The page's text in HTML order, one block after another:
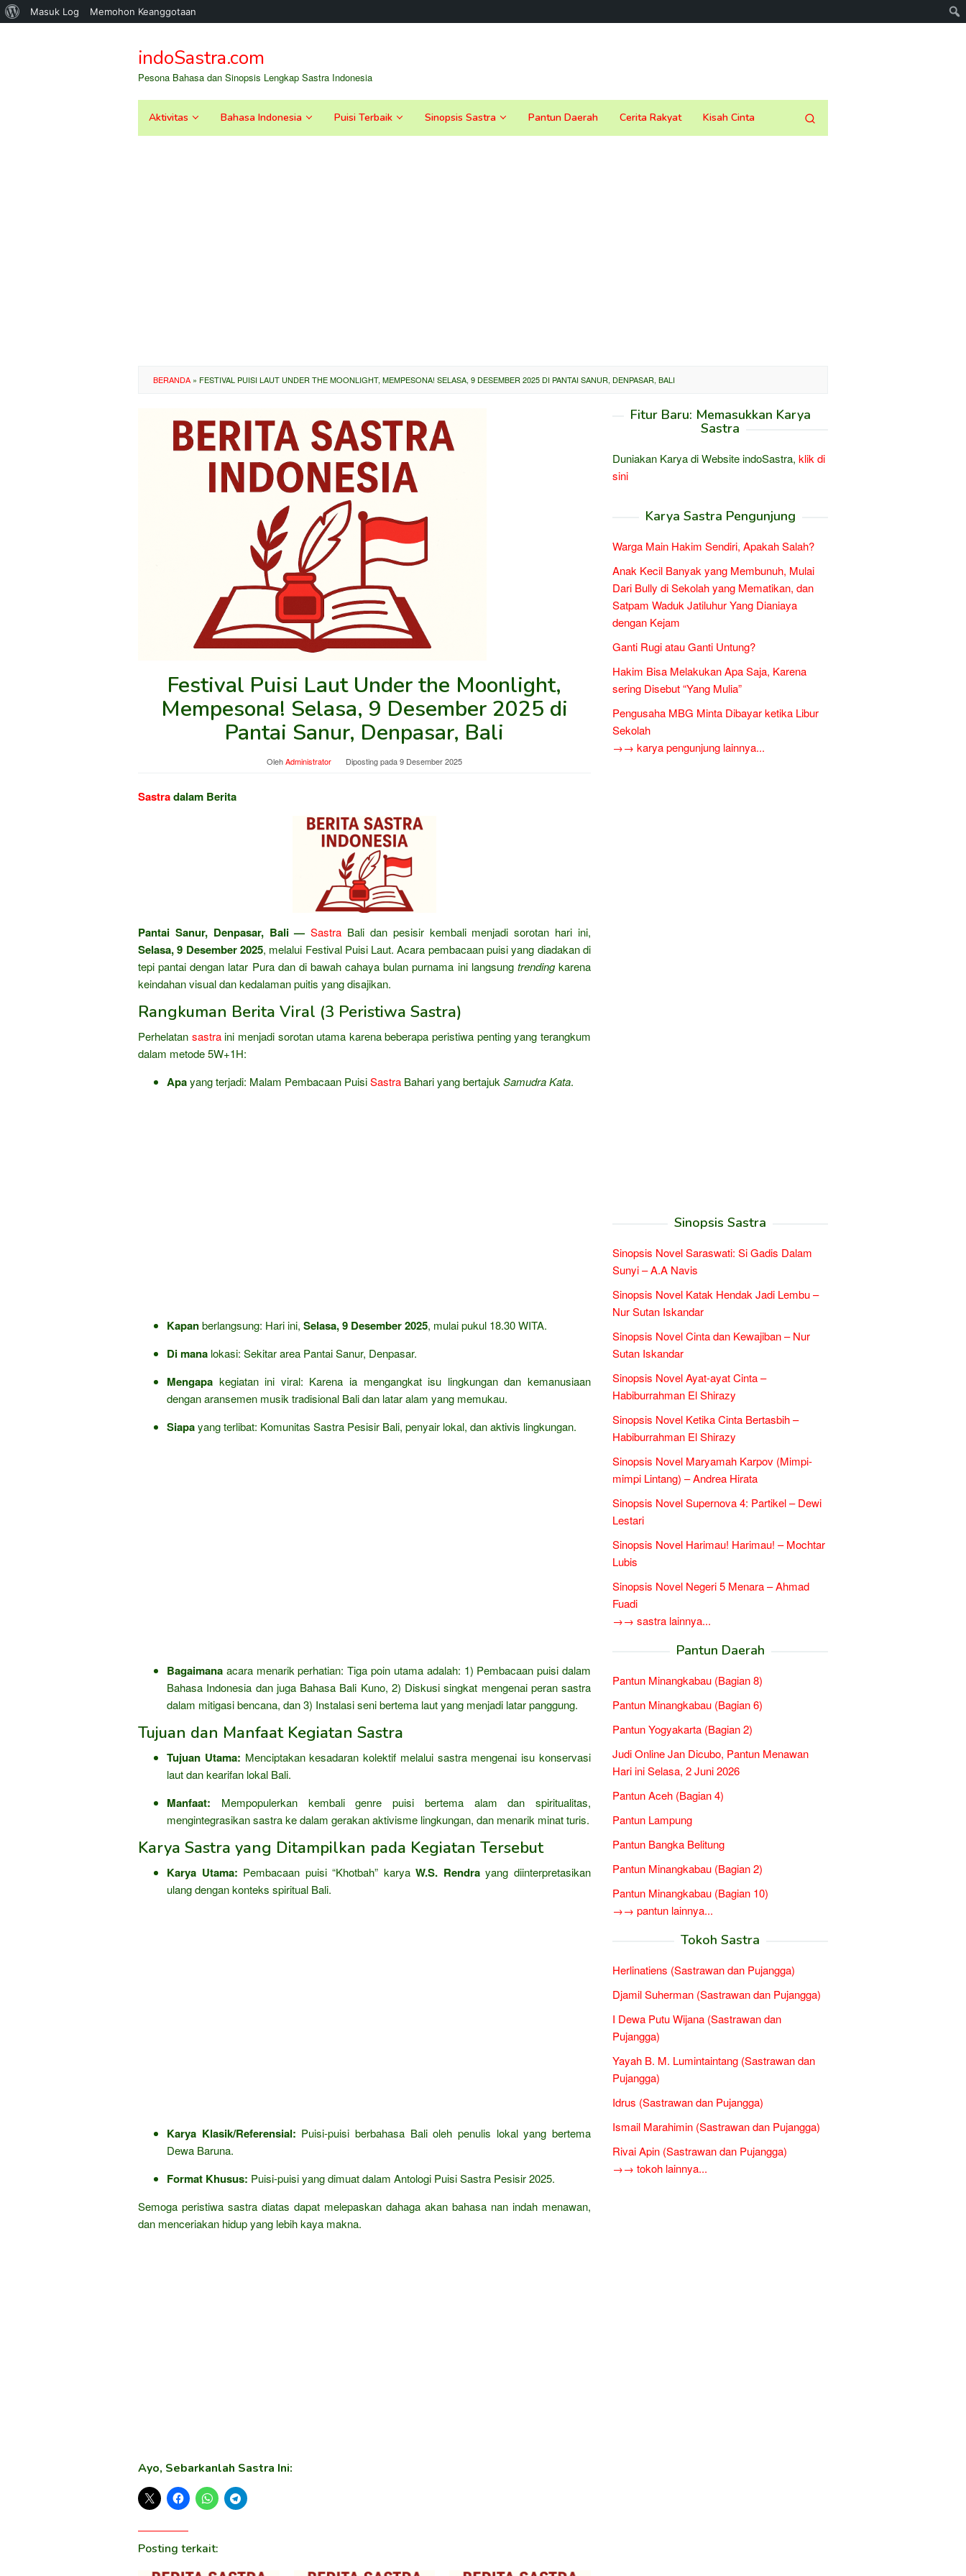
Tentang
Masuk Log Memohon Keanggotaan
kontenindoSastra.com
Pesona Bahasa dan Sinopsis Lengkap Sastra Indonesia
Aktivitas Bahasa Indonesia Puisi Terbaik Sinopsis Sastra Pantun Daerah Cerita Rakyat Kisah Cinta
BERANDA » FESTIVAL PUISI LAUT UNDER THE MOONLIGHT, MEMPESONA! SELASA, 9 DESEMBER 2025 DI PANTAI SANUR, DENPASAR, BALI
Festival Puisi Laut Under the Moonlight,
Mempesona! Selasa, 9 Desember 2025 di
Pantai Sanur, Denpasar, Bali
OlehAdministrator Diposting pada9 Desember 2025
Sastradalam Berita
Pantai Sanur, Denpasar, Bali — Sastra Bali dan pesisir kembali menjadi sorotan hari ini,
Selasa, 9 Desember 2025, melalui Festival Puisi Laut. Acara pembacaan puisi yang diadakan di
tepi pantai dengan latar Pura dan di bawah cahaya bulan purnama ini langsung trendingkarena
keindahan visual dan kedalaman puitis yang disajikan.
Rangkuman Berita Viral (3 Peristiwa Sastra)
Perhelatan sastraini menjadi sorotan utama karena beberapa peristiwa penting yang terangkum
dalam metode 5W+1H:
Apayang terjadi: Malam Pembacaan PuisiSastra Bahari yang bertajuk Samudra Kata.
Kapanberlangsung: Hari ini, Selasa, 9 Desember 2025, mulai pukul 18.30 WITA.
Di mana lokasi: Sekitar area Pantai Sanur, Denpasar.
Mengapa kegiatan ini viral: Karena ia mengangkat isu lingkungan dan kemanusiaan
dengan aransemen musik tradisional Bali dan latar alam yang memukau.
Siapayang terlibat: Komunitas Sastra Pesisir Bali, penyair lokal, dan aktivis lingkungan.
Bagaimana acara menarik perhatian: Tiga poin utama adalah: 1) Pembacaan puisi dalam
Bahasa Indonesia dan juga Bahasa Bali Kuno, 2) Diskusi singkat mengenai peran sastra
dalam mitigasi bencana, dan 3) Instalasi seni bertema laut yang menjadi latar panggung.
Tujuan dan Manfaat Kegiatan Sastra
Tujuan Utama: Menciptakan kesadaran kolektif melalui sastra mengenai isu konservasi
laut dan kearifan lokal Bali.
Manfaat: Mempopulerkan kembali genre puisi bertema alam dan spiritualitas,
mengintegrasikan sastra ke dalam gerakan aktivisme lingkungan, dan menarik minat turis.
Karya Sastra yang Ditampilkan pada Kegiatan Tersebut
Karya Utama: Pembacaan puisi “Khotbah” karyaW.S. Rendrayang diinterpretasikan
ulang dengan konteks spiritual Bali.
Karya Klasik/Referensial: Puisi-puisi berbahasa Bali oleh penulis lokal yang bertema
Dewa Baruna.
Format Khusus: Puisi-puisi yang dimuat dalam Antologi Puisi Sastra Pesisir 2025.
Semoga peristiwa sastra diatas dapat melepaskan dahaga akan bahasa nan indah menawan,
dan menceriakan hidup yang lebih kaya makna.
Ayo, Sebarkanlah Sastra Ini:
Posting terkait:
Fitur Baru: Memasukkan Karya
Sastra
Duniakan Karya di Website indoSastra, klik di
sini
Karya Sastra Pengunjung
Warga Main Hakim Sendiri, Apakah Salah?
Anak Kecil Banyak yang Membunuh, Mulai
Dari Bully di Sekolah yang Mematikan, dan
Satpam Waduk Jatiluhur Yang Dianiaya
dengan Kejam
Ganti Rugi atau Ganti Untung?
Hakim Bisa Melakukan Apa Saja, Karena
sering Disebut “Yang Mulia”
Pengusaha MBG Minta Dibayar ketika Libur
Sekolah
→→ karya pengunjung lainnya...
Sinopsis Sastra
Sinopsis Novel Saraswati: Si Gadis Dalam
Sunyi – A.A Navis
Sinopsis Novel Katak Hendak Jadi Lembu –
Nur Sutan Iskandar
Sinopsis Novel Cinta dan Kewajiban – Nur
Sutan Iskandar
Sinopsis Novel Ayat-ayat Cinta –
Habiburrahman El Shirazy
Sinopsis Novel Ketika Cinta Bertasbih –
Habiburrahman El Shirazy
Sinopsis Novel Maryamah Karpov (Mimpi-
mimpi Lintang) – Andrea Hirata
Sinopsis Novel Supernova 4: Partikel – Dewi
Lestari
Sinopsis Novel Harimau! Harimau! – Mochtar
Lubis
Sinopsis Novel Negeri 5 Menara – Ahmad
Fuadi
→→ sastra lainnya...
Pantun Daerah
Pantun Minangkabau (Bagian 8)
Pantun Minangkabau (Bagian 6)
Pantun Yogyakarta (Bagian 2)
Judi Online Jan Dicubo, Pantun Menawan
Hari ini Selasa, 2 Juni 2026
Pantun Aceh (Bagian 4)
Pantun Lampung
Pantun Bangka Belitung
Pantun Minangkabau (Bagian 2)
Pantun Minangkabau (Bagian 10)
→→ pantun lainnya...
Tokoh Sastra
Herlinatiens (Sastrawan dan Pujangga)
Djamil Suherman (Sastrawan dan Pujangga)
I Dewa Putu Wijana (Sastrawan dan
Pujangga)
Yayah B. M. Lumintaintang (Sastrawan dan
Pujangga)
Idrus (Sastrawan dan Pujangga)
Ismail Marahimin (Sastrawan dan Pujangga)
Rivai Apin (Sastrawan dan Pujangga)
→→ tokoh lainnya...